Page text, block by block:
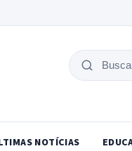
Buscar
NOTÍCIAS